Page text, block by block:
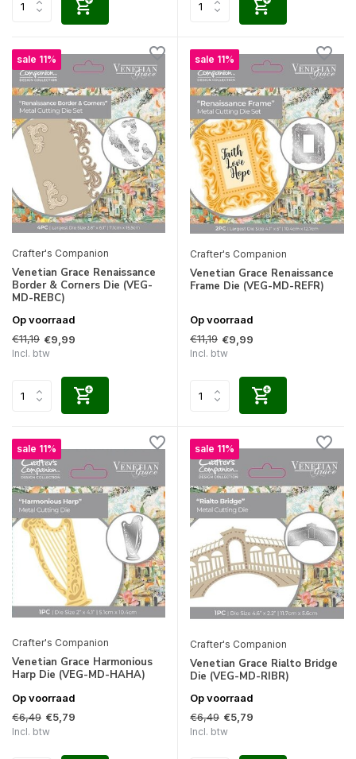
sale 11%
Crafter's Companion
Venetian Grace Renaissance
Border & Corners Die (VEG-
MD-REBC)
Op voorraad
€11,19 €9,99
Incl. btw
sale 11%
Crafter's Companion
Venetian Grace Renaissance
Frame Die (VEG-MD-REFR)
Op voorraad
€11,19 €9,99
Incl. btw
sale 11%
Crafter's Companion
Venetian Grace Harmonious
Harp Die (VEG-MD-HAHA)
Op voorraad
€6,49 €5,79
Incl. btw
sale 11%
Crafter's Companion
Venetian Grace Rialto Bridge
Die (VEG-MD-RIBR)
Op voorraad
€6,49 €5,79
Incl. btw